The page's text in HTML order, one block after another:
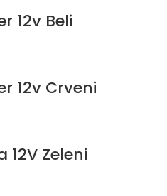
12v Beli
12v Crveni
12V Zeleni